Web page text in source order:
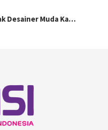
Desainer Muda Ka…